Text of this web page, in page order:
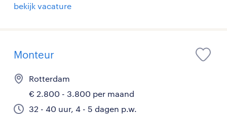
bekijk vacature
Monteur
Rotterdam
€ 2.800 - 3.800 per maand
32 - 40 uur, 4 - 5 dagen p.w.